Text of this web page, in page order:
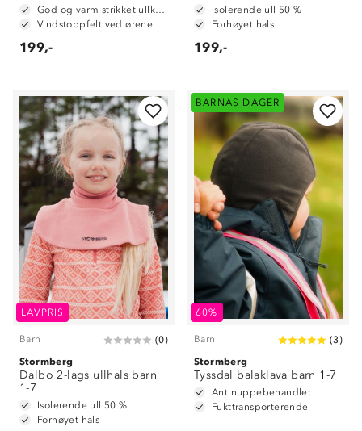
God og varm strikket ullkvalitet i 50% ull og 50% akryl
Vindstoppfelt ved ørene
199,-
Isolerende ull 50 %
Forhøyet hals
199,-
LAVPRIS
Barn (0)
Stormberg
Dalbo 2-lags ullhals barn
1-7
Isolerende ull 50 %
Forhøyet hals
BARNAS DAGER
60%
Barn (3)
Stormberg
Tyssdal balaklava barn 1-7
Antinuppebehandlet
Fukttransporterende